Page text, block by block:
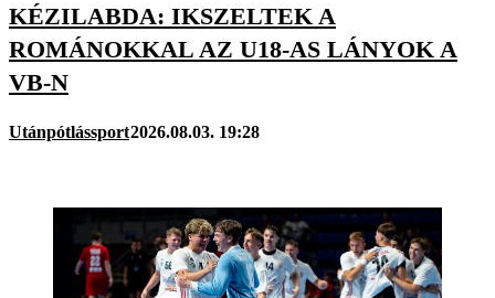
KÉZILABDA: IKSZELTEK A
ROMÁNOKKAL AZ U18-AS LÁNYOK A
VB-N
Utánpótlássport2026.08.03. 19:28